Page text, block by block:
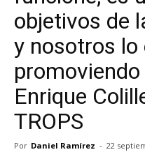
objetivos de
y nosotros lo
Enrique
TROPS
Por Daniel Ramírez - 22